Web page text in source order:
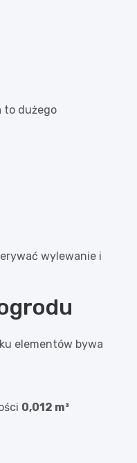
to dużego
wylewanie i
elementów bywa
0,012 m³